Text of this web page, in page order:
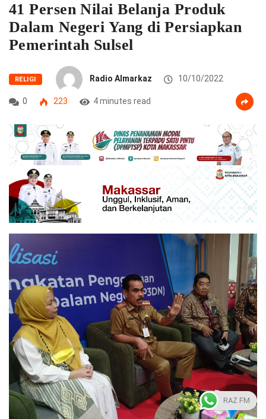
41 Persen Nilai Belanja Produk
Dalam Negeri Yang di Persiapkan
Pemerintah Sulsel
RELIGI Radio Almarkaz 10/10/2022
0 223 4 minutes read
RAZ FM